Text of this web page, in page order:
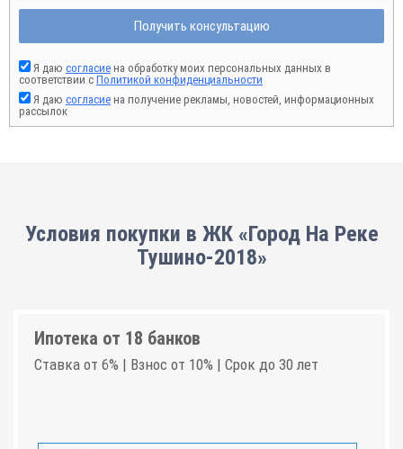
Получить консультацию
Я даю согласие на обработку моих персональных данных в
соответствии с Политикой конфиденциальности
Я даю согласие на получение рекламы, новостей, информационных
рассылок
Условия покупки в ЖК «Город На Реке
Тушино-2018»
Ипотека от 18 банков
Ставка от 6% | Взнос от 10% | Срок до 30 лет